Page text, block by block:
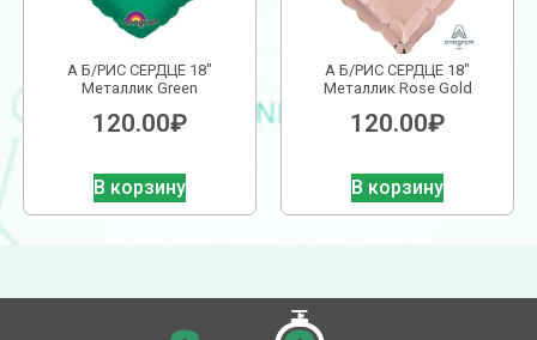
А Б/РИС СЕРДЦЕ 18″
Металлик Green
120.00₽
В корзину
А Б/РИС СЕРДЦЕ 18″
Металлик Rose Gold
120.00₽
В корзину